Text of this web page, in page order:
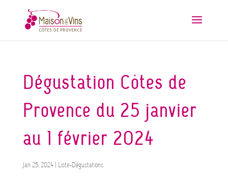
Dégustation Côtes de
Provence du 25 janvier
au 1 février 2024
Jan 25, 2024| Liste-Dégustations